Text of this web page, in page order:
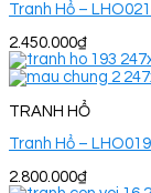
Tranh Hổ –
2.450.000₫
TRANH HỔ
Tranh Hổ –
2.800.000₫